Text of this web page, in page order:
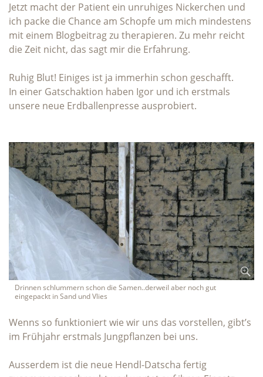
Jetzt macht der Patient ein unruhiges Nickerchen und
ich packe die Chance am Schopfe um mich mindestens
mit einem Blogbeitrag zu therapieren. Zu mehr reicht
die Zeit nicht, das sagt mir die Erfahrung.
Ruhig Blut! Einiges ist ja immerhin schon geschafft.
In einer Gatschaktion haben Igor und ich erstmals
unsere neue Erdballenpresse ausprobiert.
Drinnen schlummern schon die Samen..derweil aber noch gut
eingepackt in Sand und Vlies
Wenns so funktioniert wie wir uns das vorstellen, gibt’s
im Frühjahr erstmals Jungpflanzen bei uns.
Ausserdem ist die neue Hendl-Datscha fertig